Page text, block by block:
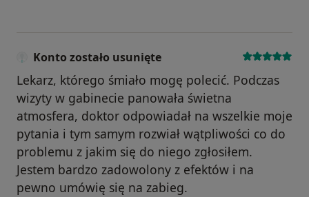
Konto zostało usunięte
Lekarz, którego śmiało mogę polecić. Podczas
wizyty w gabinecie panowała świetna
atmosfera, doktor odpowiadał na wszelkie moje
pytania i tym samym rozwiał wątpliwości co do
problemu z jakim się do niego zgłosiłem.
Jestem bardzo zadowolony z efektów i na
pewno umówię się na zabieg.